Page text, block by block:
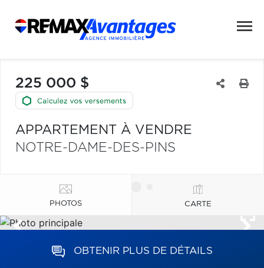
225 000 $
APPARTEMENT À VENDRE
NOTRE-DAME-DES-PINS
PHOTOS CARTE
OBTENIR PLUS DE DÉTAILS